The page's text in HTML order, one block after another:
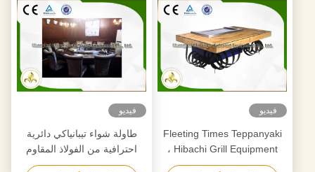
فيديو
Fleeting Times Teppanyaki
Hibachi Grill Equipment ،
طاولة شواء للمطعم الياباني
فيديو
طاولة شواء تيبانياكي دائرية
احترافية من الفولاذ المقاوم
للصدأ بتصميم ملكي